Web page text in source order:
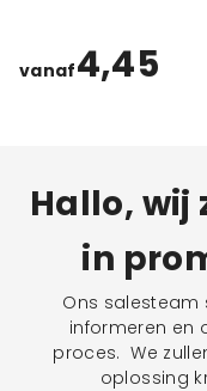
vanaf4,45
Hallo, wij
in
Ons salesteam
informeren en
proces. We
oplossing